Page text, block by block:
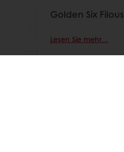
Golden Six Filous
Lesen Sie mehr…